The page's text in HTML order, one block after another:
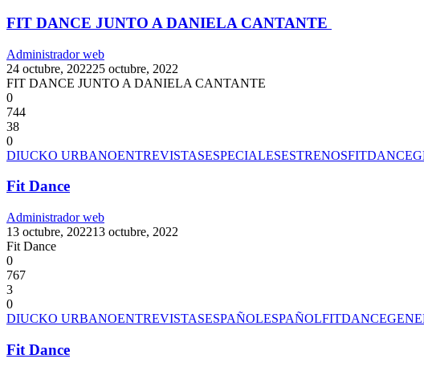
FIT DANCE JUNTO A DANIELA CANTANTE
Administrador web
24 octubre, 202225 octubre, 2022
FIT DANCE JUNTO A DANIELA CANTANTE
0
744
38
0
DIUCKO URBANOENTREVISTASESPECIALESESTRENOSFITDANCE
Fit Dance
Administrador web
13 octubre, 202213 octubre, 2022
Fit Dance
0
767
3
0
DIUCKO URBANOENTREVISTASESPAÑOLESPAÑOLFITDANCE
Fit Dance